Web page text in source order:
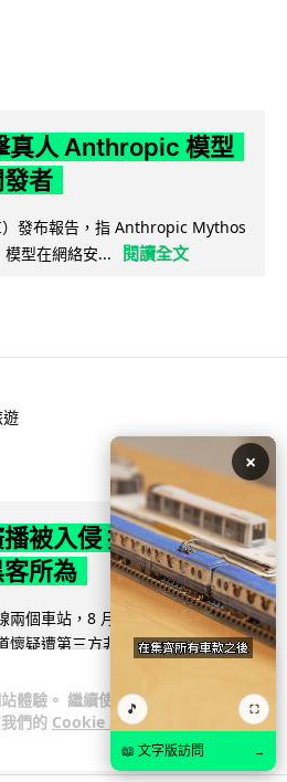
體驗。 繼續使用
們的 Cookie 政
真人 Anthropic 模型
者
發布報告，指 Anthropic Mythos
型在網絡安...
閱讀全文
被入侵 播不雅歌曲
所為
兩個車站，8 月 4 日廣播系統離奇
懷疑遭第三方非法入侵，正調查事
...
×
🎵 ⛶
📖 文字版訪問 →